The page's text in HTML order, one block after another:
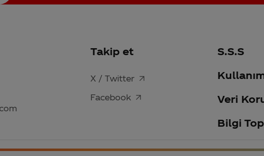
Takip et
X / Twitter
Facebook
S.S.S
Veri
Bilgi